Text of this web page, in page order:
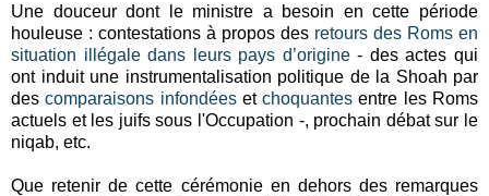
Une douceur dont le ministre a besoin en cette période
houleuse : contestations à propos des retours des Roms en
situation illégale dans leurs pays d’origine- des actes qui
ont induit une instrumentalisation politique de la Shoah par
descomparaisons infondéesetchoquantes entre les Roms
actuels et les juifs sous l'Occupation -, prochain débat sur le
niqab, etc.
Que retenir de cette cérémonie en dehors des remarques